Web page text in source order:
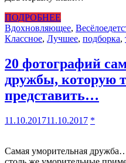
ПОДРОБНЕЕ
Вдохновляющее, Весёлое
Классное, Лучшее, подборка,
20 фотографий
дружбы, которую
представить…
11.10.201711.10.2017 *
Самая уморительная